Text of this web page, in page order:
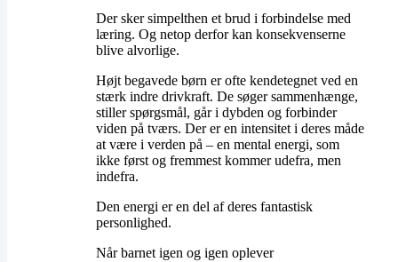
​Der sker simpelthen et brud i forbindelse med
læring. Og netop derfor kan konsekvenserne
blive alvorlige.
​Højt begavede børn er ofte kendetegnet ved en
stærk indre drivkraft. De søger sammenhænge,
stiller spørgsmål, går i dybden og forbinder
viden på tværs. Der er en intensitet i deres måde
at være i verden på – en mental energi, som
ikke først og fremmest kommer udefra, men
indefra.
​Den energi er en del af deres fantastisk
personlighed.
​Når barnet igen og igen oplever